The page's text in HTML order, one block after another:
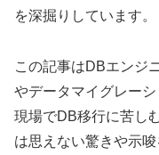
を深掘りしています。
この記事はDBエンジ
やデータマイグレー
現場でDB移行に苦し
は思えない驚きや示唆